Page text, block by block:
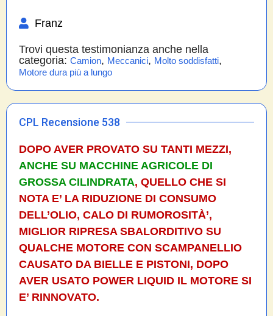
Franz
Trovi questa testimonianza anche nella
categoria: Camion, Meccanici, Molto soddisfatti,
Motore dura più a lungo
CPL Recensione 538
DOPO AVER PROVATO SU TANTI MEZZI,
ANCHE SU MACCHINE AGRICOLE DI
GROSSA CILINDRATA, QUELLO CHE SI
NOTA E’ LA RIDUZIONE DI CONSUMO
DELL’OLIO, CALO DI RUMOROSITÀ’,
MIGLIOR RIPRESA SBALORDITIVO SU
QUALCHE MOTORE CON SCAMPANELLIO
CAUSATO DA BIELLE E PISTONI, DOPO
AVER USATO POWER LIQUID IL MOTORE SI
E’ RINNOVATO.